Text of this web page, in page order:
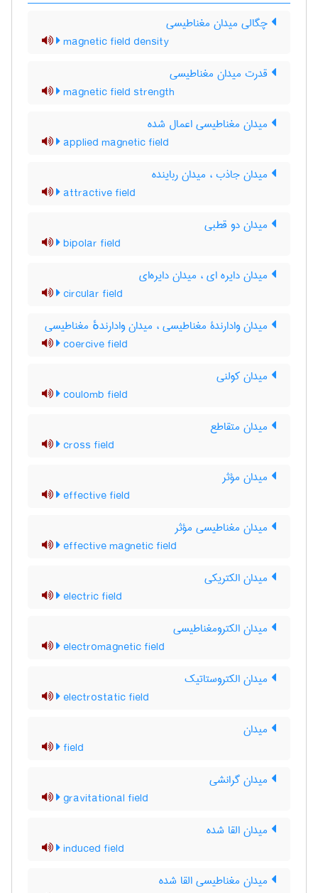
چگالی میدان مغناطیسی
magnetic field density
قدرت میدان مغناطیسی
magnetic field strength
میدان مغناطیسی اعمال شده
applied magnetic field
میدان جاذب ، میدان رباینده
attractive field
میدان دو قطبی
bipolar field
میدان دایره ای ، میدان دایره‌ای
circular field
میدان وادارندۀ مغناطیسی ، میدان وادارندهٔ مغناطیسی
coercive field
میدان کولنی
coulomb field
میدان متقاطع
cross field
میدان مؤثر
effective field
میدان مغناطیسی مؤثر
effective magnetic field
میدان الکتریکی
electric field
میدان الکترومغناطیسی
electromagnetic field
میدان الکتروستاتیک
electrostatic field
میدان
field
میدان گرانشی
gravitational field
میدان القا شده
induced field
میدان مغناطیسی القا شده